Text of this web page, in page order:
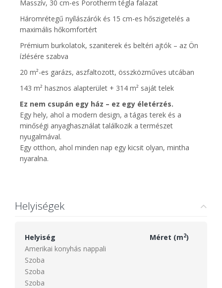
Masszív, 30 cm-es Porotherm tégla falazat
Háromrétegű nyílászárók és 15 cm-es hőszigetelés a
maximális hőkomfortért
Prémium burkolatok, szaniterek és beltéri ajtók – az Ön
ízlésére szabva
20 m²-es garázs, aszfaltozott, összközműves utcában
143 m² hasznos alapterület + 314 m² saját telek
Ez nem csupán egy ház – ez egy életérzés.
Egy hely, ahol a modern design, a tágas terek és a
minőségi anyaghasználat találkozik a természet
nyugalmával.
Egy otthon, ahol minden nap egy kicsit olyan, mintha
nyaralna.
Helyiségek
Helyiség Méret (m2)
Amerikai konyhás nappali
Szoba
Szoba
Szoba